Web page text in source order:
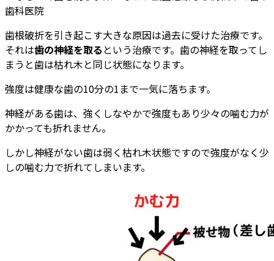
歯根破折を引き起こす大きな原因は過去に受けた治療です。
それは歯の神経を取る という治療です。歯の神経を取ってし
まうと歯は枯れ木と同じ状態になります。
強度は健康な歯の10分の1まで一気に落ちます。
神経がある歯は、強くしなやかで強度もあり少々の噛む力が
かかっても折れません。
しかし神経がない歯は弱く枯れ木状態ですので強度がなく少
しの噛む力で折れてしまいます。